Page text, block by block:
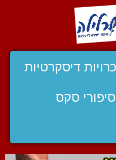
דיסקרטיות
סיפורי סקס